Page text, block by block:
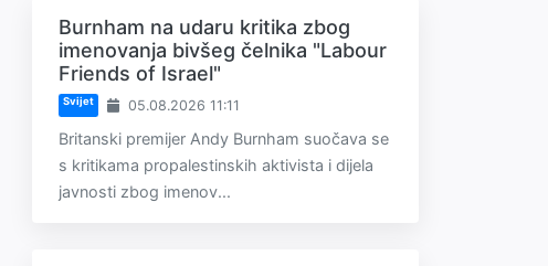
Burnham na udaru kritika zbog
imenovanja bivšeg čelnika "Labour
Friends of Israel"
Svijet 05.08.2026 11:11
Britanski premijer Andy Burnham suočava se
s kritikama propalestinskih aktivista i dijela
javnosti zbog imenov...